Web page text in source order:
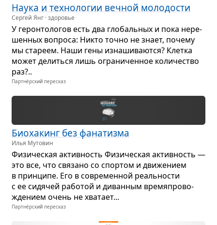
Наука и тех­но­ло­гии веч­ной моло­до­сти
Сергей Янг · здоровье
У герон­то­ло­гов есть два гло­баль­ных и пока нере­
шен­ных вопроса: Никто точно не знает, почему
мы ста­реем. Наши гены изна­ши­ва­ются? Клетка
может делиться лишь огра­ни­чен­ное коли­че­ство
раз?..
Партнёрский пересказ
Био­ха­кинг без фана­тизма
Илья Мутовин
Физи­че­ская актив­ность Физи­че­ская актив­ность —
это все, что свя­зано со спор­том и дви­же­нием
в прин­ципе. Его в совре­мен­ной реаль­но­сти
с ее сидя­чей рабо­той и диван­ным вре­мя­про­во­
жде­нием очень не хва­тает...
Партнёрский пересказ